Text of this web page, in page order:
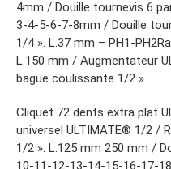
4mm / Douille tournevis 6
3-4-5-6-7-8mm / Douille
1/4 ». L.37 mm – PH1-
L.150 mm / Augmentateur
bague coulissante 1/2 »
Cliquet 72 dents extra plat
universel ULTIMATE® 1/2 /
1/2 ». L.125 mm 250 mm /
10-11-12-13-14-15-16-17-